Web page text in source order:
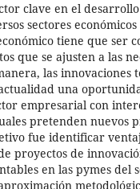
clave en el
sectores económicos
tiene que ser
que se ajusten a las
las innovaciones
una
empresarial con
pretenden nuevos
fue identificar
proyectos de
en las pymes del